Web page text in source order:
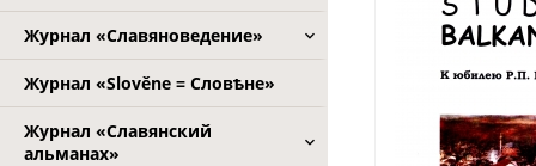
Журнал «Славяноведение»
Журнал «Slověne = Словѣне»
Журнал «Славянский
альманах»